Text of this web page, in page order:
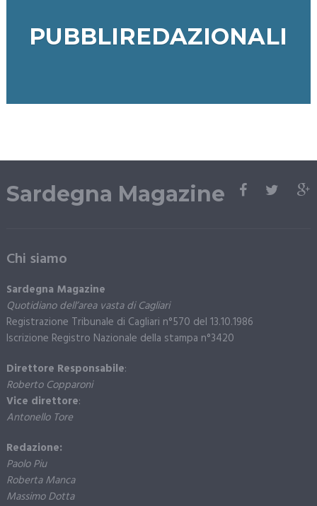
PUBBLIREDAZIONALI
Sardegna Magazine
Chi siamo
Sardegna Magazine
Quotidiano dell’area vasta di Cagliari
Registrazione Tribunale di Cagliari n°570 del 13.10.1986
Iscrizione Registro Nazionale della stampa n°3420
Direttore Responsabile:
Roberto Copparoni
Vice direttore:
Antonello Tore
Redazione:
Paolo Piu
Roberta Manca
Massimo Dotta